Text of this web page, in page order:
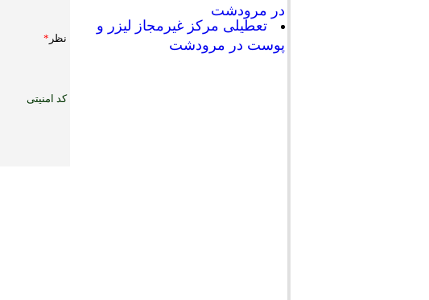
در مرودشت
تعطیلی مرکز غیرمجاز لیزر و
پوست در مرودشت نظر *
کد امنیتی